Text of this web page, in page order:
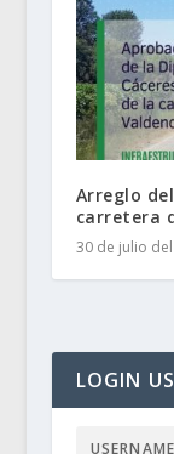
Arreglo
carretera
30 de julio del
LOGIN